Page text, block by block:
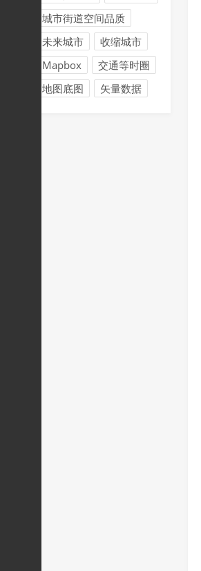
城市街道空间品质
未来城市
收缩城市
Mapbox
交通等时圈
地图底图
矢量数据